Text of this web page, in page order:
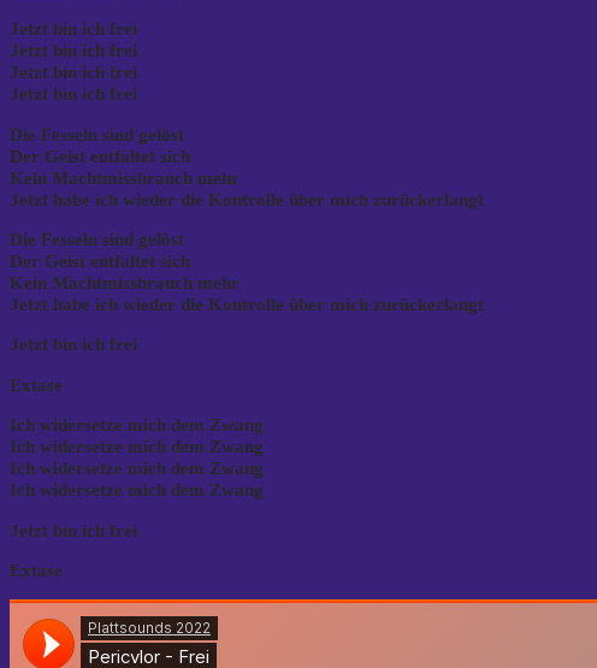
Jetzt bin ich frei
Jetzt bin ich frei
Jetzt bin ich frei
Jetzt bin ich frei
Die Fesseln sind gelöst
Der Geist entfaltet sich
Kein Machtmissbrauch mehr
Jetzt habe ich wieder die Kontrolle über mich zurückerlangt
Die Fesseln sind gelöst
Der Geist entfaltet sich
Kein Machtmissbrauch mehr
Jetzt habe ich wieder die Kontrolle über mich zurückerlangt
Jetzt bin ich frei
Extase
Ich widersetze mich dem Zwang
Ich widersetze mich dem Zwang
Ich widersetze mich dem Zwang
Ich widersetze mich dem Zwang
Jetzt bin ich frei
Extase